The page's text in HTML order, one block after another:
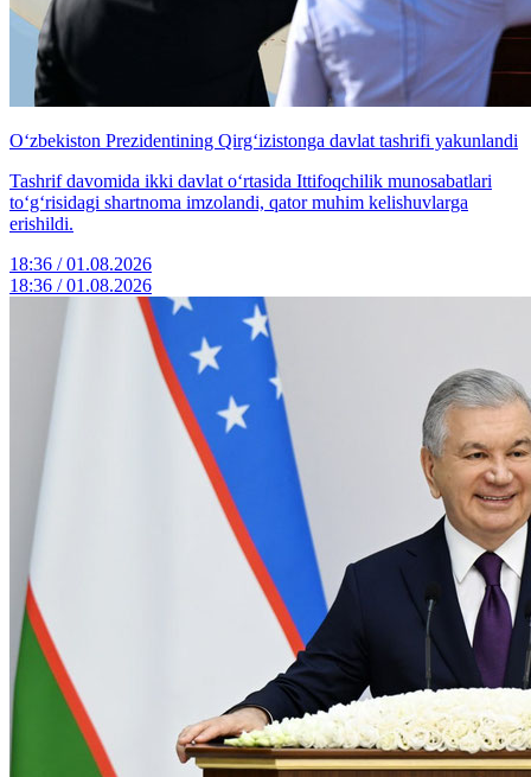
O‘zbekiston Prezidentining Qirg‘izistonga davlat tashrifi yakunlandi
Tashrif davomida ikki davlat o‘rtasida Ittifoqchilik munosabatlari
to‘g‘risidagi shartnoma imzolandi, qator muhim kelishuvlarga
erishildi.
18:36 / 01.08.2026
18:36 / 01.08.2026